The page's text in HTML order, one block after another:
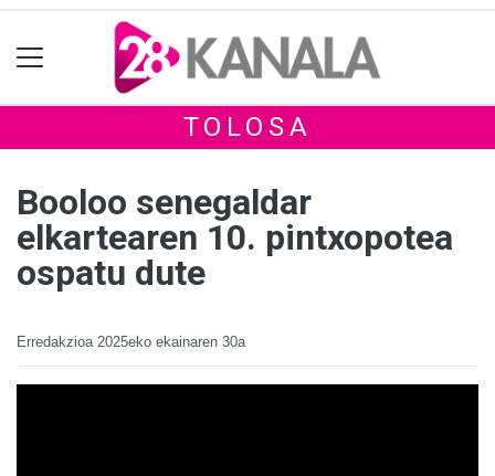
TOLOSA
Booloo senegaldar
elkartearen 10. pintxopotea
ospatu dute
Erredakzioa 2025eko ekainaren 30a